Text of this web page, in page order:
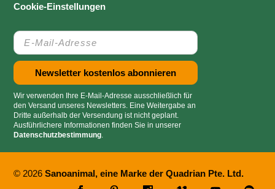
Cookie-Einstellungen
Wir verwenden Ihre E-Mail-Adresse ausschließlich für
den Versand unseres Newsletters. Eine Weitergabe an
Dritte außerhalb der Versendung ist nicht geplant.
Ausführlichere Informationen finden Sie in unserer
Datenschutzbestimmung.
© 2026Sanoanimal, eine Marke der Quadrian Pte. Ltd.